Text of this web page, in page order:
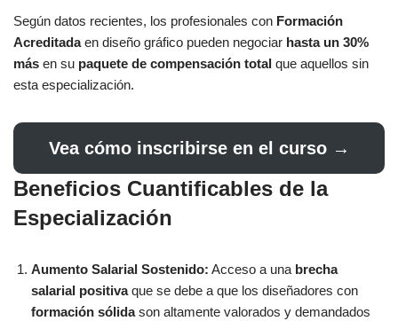
Según datos recientes, los profesionales con Formación
Acreditadaen diseño gráfico pueden negociar hasta un 30%
más en su paquete de compensación total que aquellos sin
esta especialización.
Vea cómo inscribirse en el curso →
Beneficios Cuantificables de la
Especialización
Aumento Salarial Sostenido: Acceso a una brecha
salarial positivaque se debe a que los diseñadores con
formación sólidason altamente valorados y demandados